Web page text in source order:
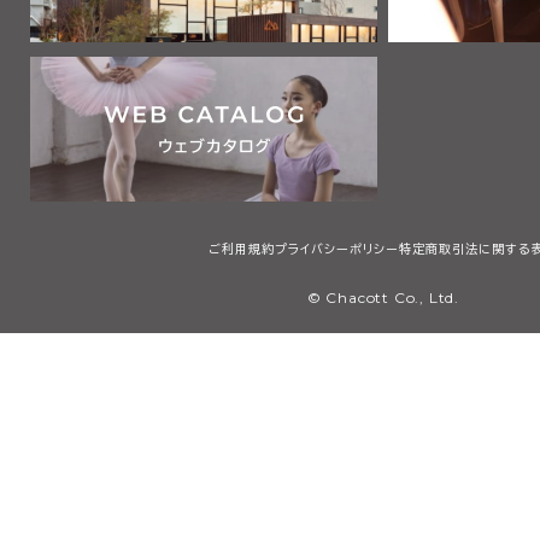
ご利用規約プライバシーポリシー 特定商取引法に関する
© Chacott Co., Ltd.